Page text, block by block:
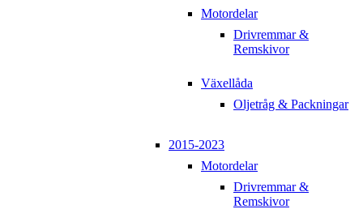
Motordelar
Drivremmar &
Remskivor
Växellåda
Oljetråg & Packningar
2015-2023
Motordelar
Drivremmar &
Remskivor